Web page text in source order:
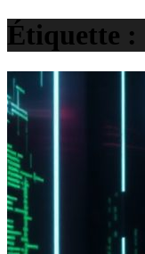
Étiquette :